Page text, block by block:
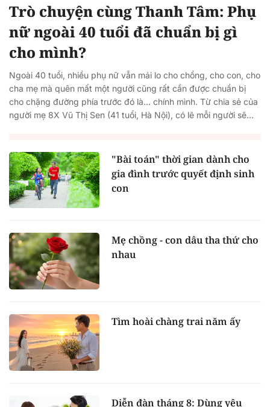
Trò chuyện cùng Thanh Tâm: Phụ
nữ ngoài 40 tuổi đã chuẩn bị gì
cho mình?
Ngoài 40 tuổi, nhiều phụ nữ vẫn mải lo cho chồng, cho con, cho
cha mẹ mà quên mất một người cũng rất cần được chuẩn bị
cho chặng đường phía trước đó là… chính mình. Từ chia sẻ của
người mẹ 8X Vũ Thị Sen (41 tuổi, Hà Nội), có lẽ mỗi người sẽ...
"Bài toán" thời gian dành cho
gia đình trước quyết định sinh
con
Mẹ chồng - con dâu tha thứ cho
nhau
Tìm hoài chàng trai năm ấy
Diễn đàn tháng 8: Dùng yêu